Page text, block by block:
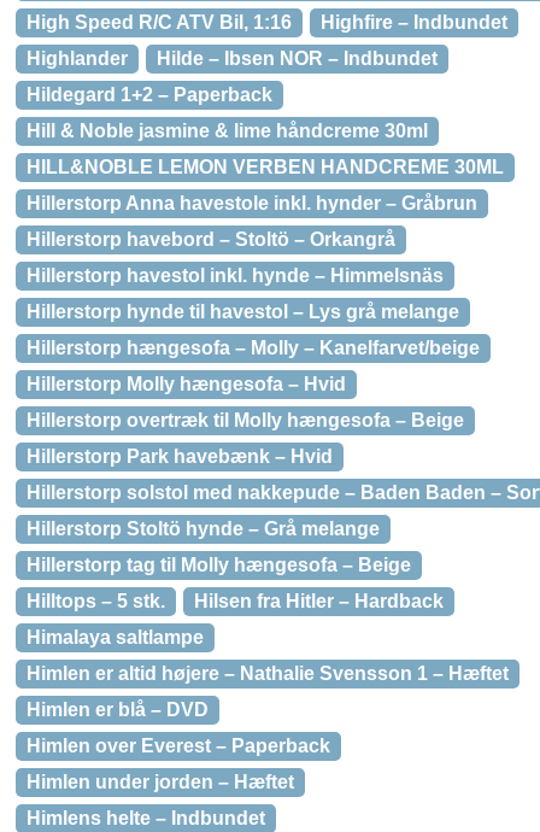
High Speed R/C ATV Bil, 1:16
Highfire – Indbundet
Highlander
Hilde – Ibsen NOR – Indbundet
Hildegard 1+2 – Paperback
Hill & Noble jasmine & lime håndcreme 30ml
HILL&NOBLE LEMON VERBEN HANDCREME 30ML
Hillerstorp Anna havestole inkl. hynder – Gråbrun
Hillerstorp havebord – Stoltö – Orkangrå
Hillerstorp havestol inkl. hynde – Himmelsnäs
Hillerstorp hynde til havestol – Lys grå melange
Hillerstorp hængesofa – Molly – Kanelfarvet/beige
Hillerstorp Molly hængesofa – Hvid
Hillerstorp overtræk til Molly hængesofa – Beige
Hillerstorp Park havebænk – Hvid
Hillerstorp solstol med nakkepude – Baden Baden –
Hillerstorp Stoltö hynde – Grå melange
Hillerstorp tag til Molly hængesofa – Beige
Hilltops – 5 stk.
Hilsen fra Hitler – Hardback
Himalaya saltlampe
Himlen er altid højere – Nathalie Svensson 1 – Hæftet
Himlen er blå – DVD
Himlen over Everest – Paperback
Himlen under jorden – Hæftet
Himlens helte – Indbundet